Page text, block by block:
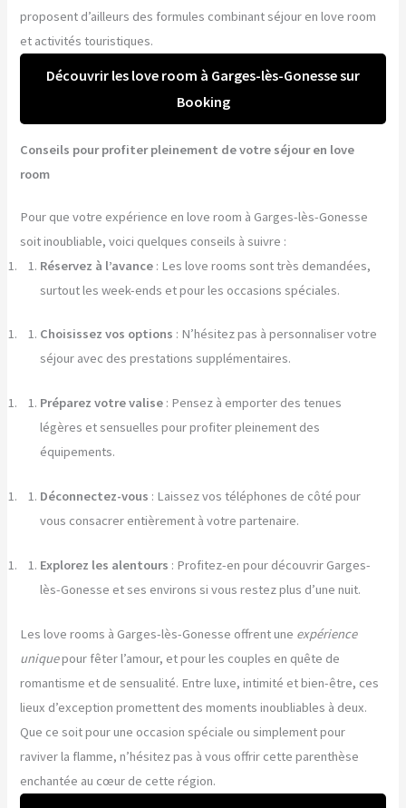
proposent d’ailleurs des formules combinant séjour en love room
et activités touristiques.
Découvrir les love room à Garges-lès-Gonesse sur
Booking
Conseils pour profiter pleinement de votre séjour en love
room
Pour que votre expérience en love room à Garges-lès-Gonesse
soit inoubliable, voici quelques conseils à suivre :
Réservez à l’avance : Les love rooms sont très demandées,
surtout les week-ends et pour les occasions spéciales.
Choisissez vos options : N’hésitez pas à personnaliser votre
séjour avec des prestations supplémentaires.
Préparez votre valise : Pensez à emporter des tenues
légères et sensuelles pour profiter pleinement des
équipements.
Déconnectez-vous : Laissez vos téléphones de côté pour
vous consacrer entièrement à votre partenaire.
Explorez les alentours : Profitez-en pour découvrir Garges-
lès-Gonesse et ses environs si vous restez plus d’une nuit.
Les love rooms à Garges-lès-Gonesse offrent une expérience
uniquepour fêter l’amour, et pour les couples en quête de
romantisme et de sensualité. Entre luxe, intimité et bien-être, ces
lieux d’exception promettent des moments inoubliables à deux.
Que ce soit pour une occasion spéciale ou simplement pour
raviver la flamme, n’hésitez pas à vous offrir cette parenthèse
enchantée au cœur de cette région.